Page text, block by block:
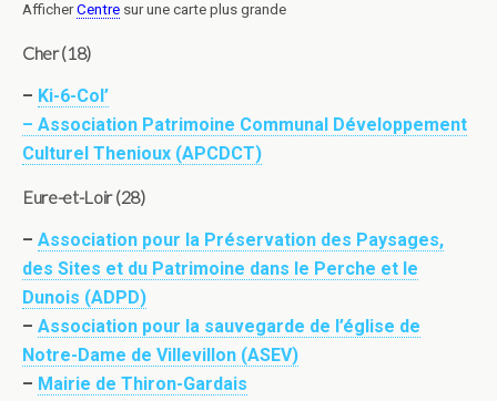
AfficherCentre sur une carte plus grande
Cher (18)
– Ki-6-Col’
– Association Patrimoine Communal Développement
Culturel Thenioux (APCDCT)
Eure-et-Loir (28)
– Association pour la Préservation des Paysages,
des Sites et du Patrimoine dans le Perche et le
Dunois (ADPD)
– Association pour la sauvegarde de l’église de
Notre-Dame de Villevillon (ASEV)
– Mairie de Thiron-Gardais